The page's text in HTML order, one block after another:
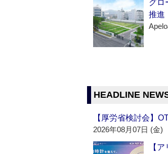
グロ
推進
HEADLINE
【厚労省検討会】
2026年08月07日 (金)
【